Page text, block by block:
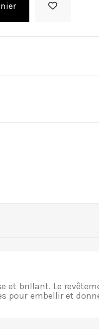
et brillant. Le
pour embellir et